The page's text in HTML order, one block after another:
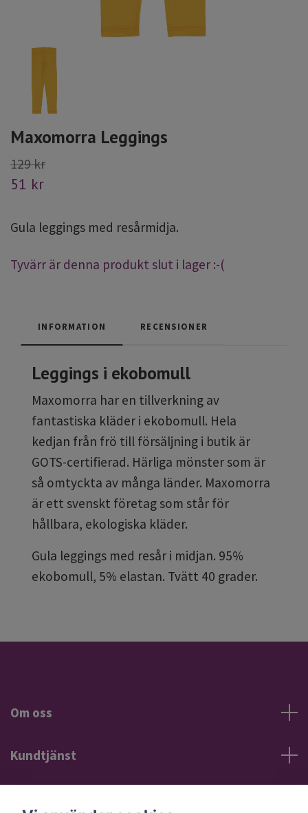
Maxomorra Leggings
129 kr
51 kr
Gula leggings med resårmidja.
Tyvärr är denna produkt slut i lager :-(
INFORMATION RECENSIONER
Leggings i ekobomull
Maxomorra har en tillverkning av
fantastiska kläder i ekobomull. Hela
kedjan från frö till försäljning i butik är
GOTS-certifierad. Härliga mönster som är
så omtyckta av många länder. Maxomorra
är ett svenskt företag som står för
hållbara, ekologiska kläder.
Gula leggings med resår i midjan. 95%
ekobomull, 5% elastan. Tvätt 40 grader.
Om oss
Kundtjänst